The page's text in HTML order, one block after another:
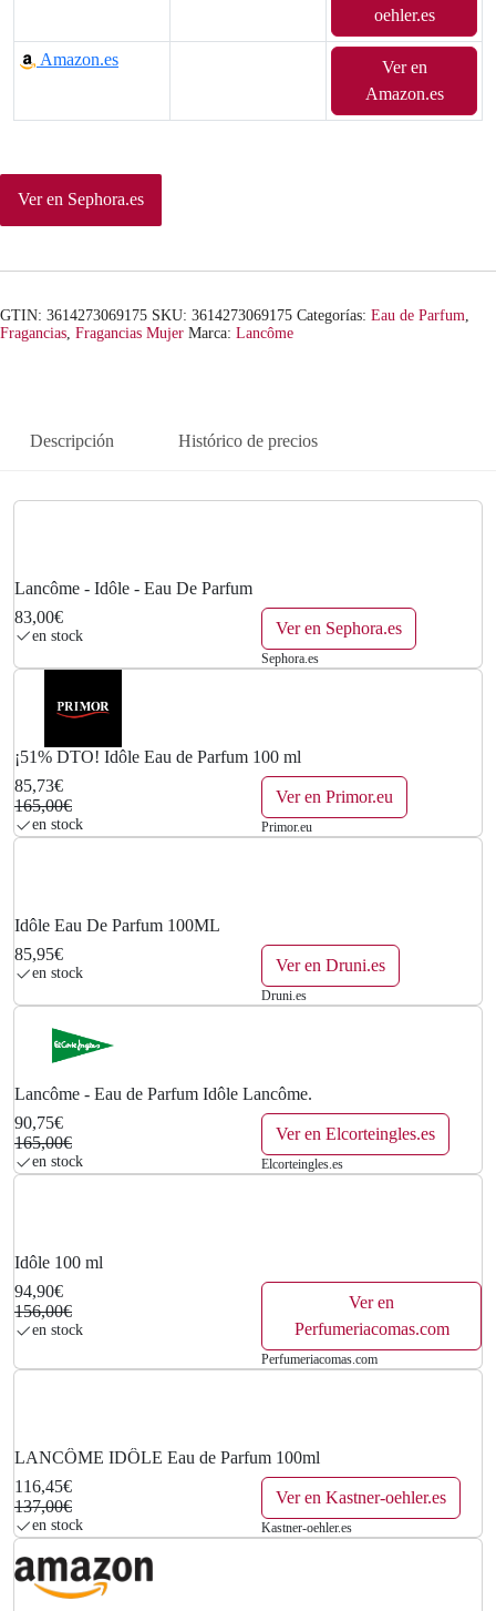
oehler.es
Amazon.es
Ver en
Amazon.es
Ver en Sephora.es
GTIN: 3614273069175 SKU: 3614273069175 Categorías: Eau de Parfum
Fragancias Fragancias Mujer Marca: Lancôme
Descripción Histórico de precios
Lancôme - Idôle - Eau De Parfum
83,00€
en stock Ver en Sephora.es
Sephora.es
¡51% DTO! Idôle Eau de Parfum 100 ml
85,73€
165,00€
en stock
Ver en Primor.eu
Primor.eu
Idôle Eau De Parfum 100ML
85,95€
en stock Ver en Druni.es
Druni.es
Lancôme - Eau de Parfum Idôle Lancôme.
90,75€
165,00€
en stock
Ver en Elcorteingles.es
Elcorteingles.es
Idôle 100 ml
94,90€
156,00€
en stock
Ver en
Perfumeriacomas.com
Perfumeriacomas.com
LANCÔME IDÔLE Eau de Parfum 100ml
116,45€
137,00€
en stock
Ver en Kastner-oehler.es
Kastner-oehler.es